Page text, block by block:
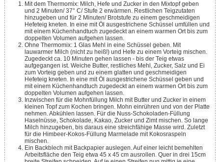
Mit dem Thermomix: Milch, Hefe und Zucker in den Mixtopf geben
und 2 Minuten/ 37° C/ Stufe 2 erwärmen. Restlichen Teigzutaten
hinzugeben und für 2 Minuten/ Brotstufe zu einem geschmeidigen
Hefeteig kneten. In eine mit Öl ausgestrichene Schüssel umfüllen und
mit einem Küchenhandtuch zugedeckt an einem warmen Ort bis zum
doppelten Volumen aufgehen lassen.
Ohne Thermomix: 1 Glas Mehl in eine Schüssel geben. Mit
lauwarmer Milch (nicht zu heiß!) und Hefe zu einem Vorteig mischen.
Zugedeckt ca. 10 Minuten gehen lassen - bis der Teig etwas
aufgegangen ist. Weiche Butter, restliches Mehl, Zucker, Salz und Ei
zum Vorteig geben und zu einem glatten und geschmeidigen
Hefeteig kneten. In eine mit Öl ausgestrichene Schüssel geben und
mit einem Küchenhandtuch zugedeckt an einem warmen Ort bis zum
doppelten Volumen aufgehen lassen.
Inzwischen für die Mohnfüllung Milch mit Butter und Zucker in einem
kleinen Topf zum Kochen bringen. Mohn einrühren und von der Platte
nehmen. Abkühlen lassen. Für die Nuss-Schokoladen-Füllung
Haselnüsse, Schokolade, Kakao, Zucker und Zimt mischen. So lange
Milch hinzugeben, bis daraus eine streichfähige Masse wird. Zuletzt
für die Himbeer-Kokos-Füllung Marmelade mit Kokosraspeln
mischen.
Ein Backblech mit Backpapier auslegen. Auf einer leicht bemehlten
Arbeitsfläche den Teig etwa 45 x 45 cm ausrollen. Quer in drei 15cm